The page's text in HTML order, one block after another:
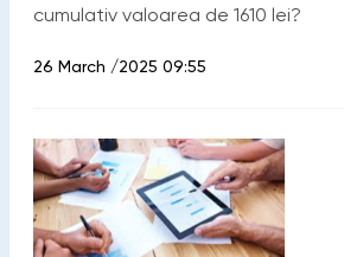
cumulativ valoarea de 1610 lei?
26 March /2025 09:55